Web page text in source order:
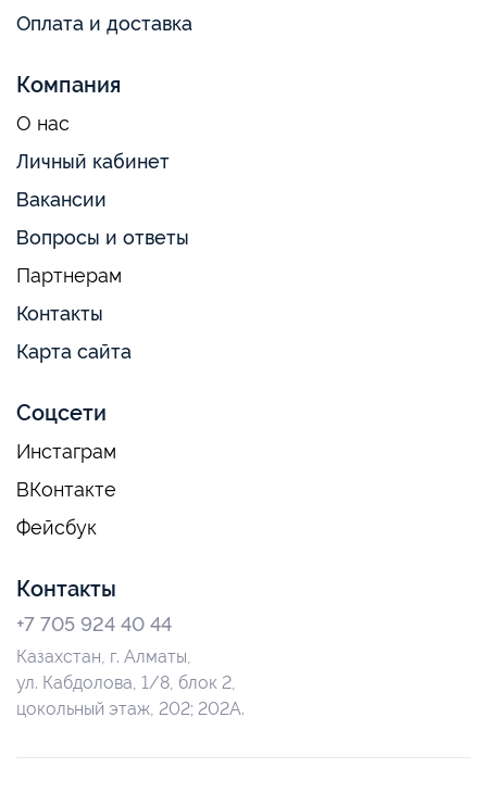
Оплата и доставка
Компания
О нас
Личный кабинет
Вакансии
Вопросы и ответы
Партнерам
Контакты
Карта сайта
Соцсети
Инстаграм
ВКонтакте
Фейсбук
Контакты
+7 705 924 40 44
Казахстан, г. Алматы,
ул. Кабдолова, 1/8, блок 2,
цокольный этаж, 202; 202А.